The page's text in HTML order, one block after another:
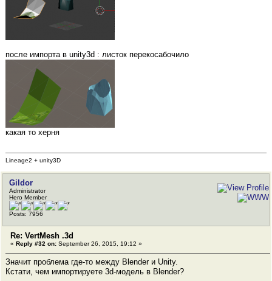
после импорта в unity3d : листок перекосабочило
какая то херня
Lineage2 + unity3D
Gildor
Administrator
Hero Member
Posts: 7956
Re: VertMesh .3d
« Reply #32 on: September 26, 2015, 19:12 »
Значит проблема где-то между Blender и Unity.
Кстати, чем импортируете 3d-модель в Blender?